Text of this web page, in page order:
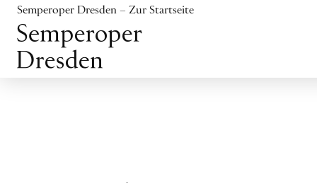
Inhalt anspringen
Fußbereich anspringen
Semperoper Dresden – Zur Startseite